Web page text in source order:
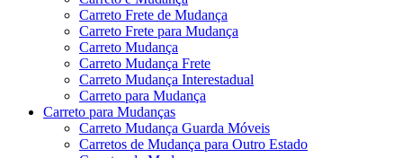
Carreto Frete de Mudança
Carreto Frete para Mudança
Carreto Mudança
Carreto Mudança Frete
Carreto Mudança Interestadual
Carreto para Mudança
Carreto para Mudanças
Carreto Mudança Guarda Móveis
Carretos de Mudança para Outro Estado